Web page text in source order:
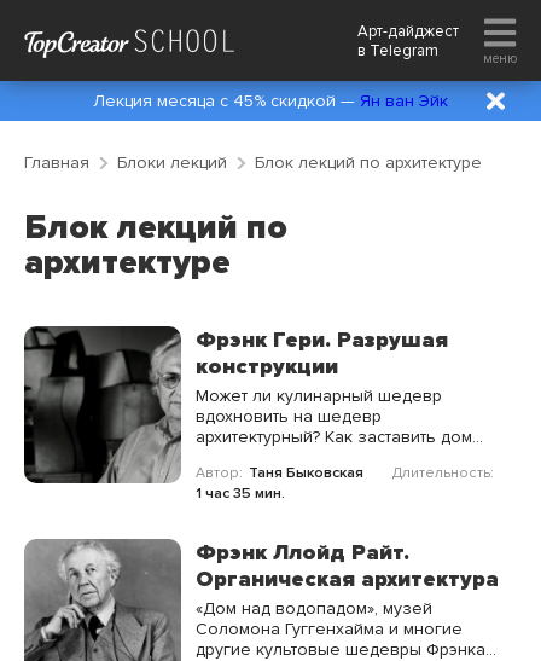
Арт-дайджест
в Telegram меню
Лекция месяца с 45% скидкой — Ян ван Эйк
Главная Блоки лекций Блок лекций по архитектуре
Блок лекций по
архитектуре
Фрэнк Гери. Разрушая
конструкции
Может ли кулинарный шедевр
вдохновить на шедевр
архитектурный? Как заставить дом
поймать свет? Если архитектура —
«застывшая музыка», то как же
Автор: Таня Быковская
Длительность:
1 час 35 мин.
Фрэнк Ллойд Райт.
Органическая архитектура
«Дом над водопадом», музей
Соломона Гуггенхайма и многие
другие культовые шедевры Фрэнка